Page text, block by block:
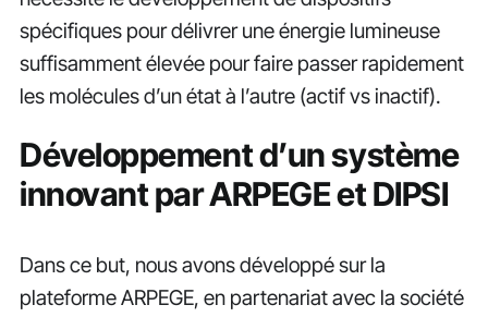
spécifiques pour délivrer une énergie lumineuse
suffisamment élevée pour faire passer rapidement
les molécules d’un état à l’autre (actif vs inactif).
Développement d’un système
innovant par ARPEGE et DIPSI
Dans ce but, nous avons développé sur la
plateforme ARPEGE, en partenariat avec la société